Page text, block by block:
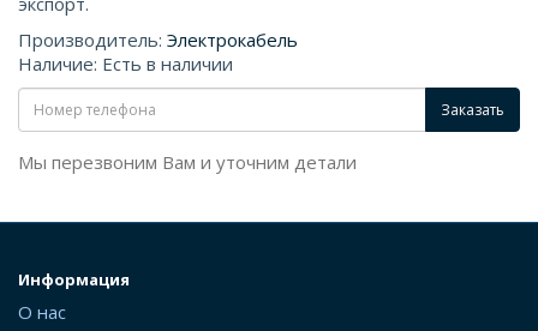
Производитель: Электрокабель
Наличие: Есть в наличии
Заказать
Мы перезвоним Вам и уточним детали
Информация
О нас